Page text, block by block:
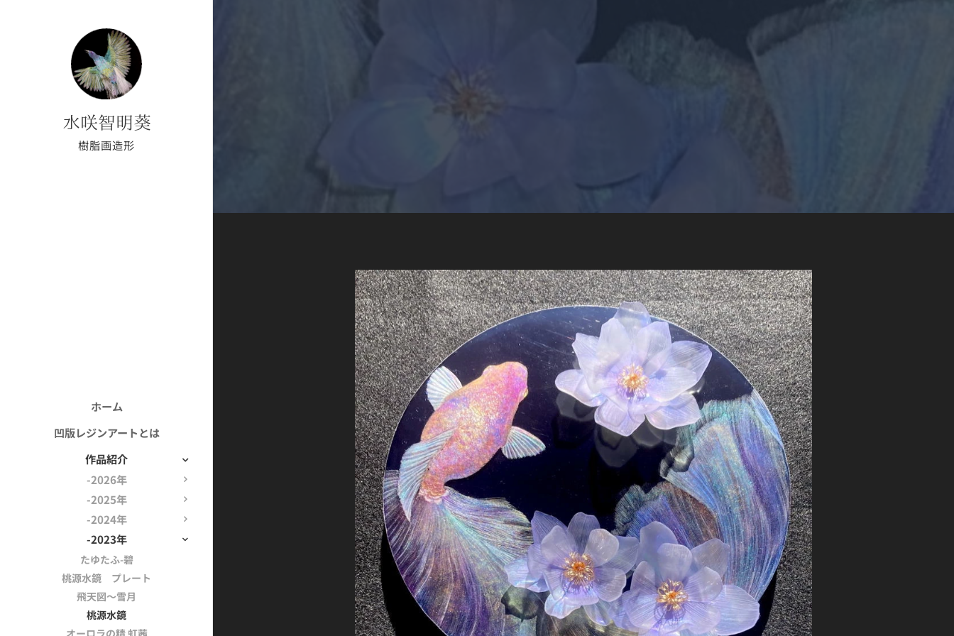
水咲智明葵
樹脂画造形
ホーム
凹版レジンアートとは
作品紹介
-2026年
-2025年
-2024年
-2023年
たゆたふ-碧
桃源水鏡 プレート
飛天図～雪月
桃源水鏡
オーロラの精 虹茜